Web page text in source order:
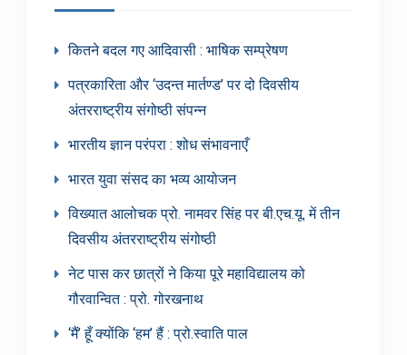
कितने बदल गए आदिवासी : भाषिक सम्प्रेषण
पत्रकारिता और ‘उदन्त मार्तण्ड’ पर दो दिवसीय
अंतरराष्ट्रीय संगोष्ठी संपन्न
भारतीय ज्ञान परंपरा : शोध संभावनाएँ
भारत युवा संसद का भव्य आयोजन
विख्यात आलोचक प्रो. नामवर सिंह पर बी.एच.यू. में तीन
दिवसीय अंतरराष्ट्रीय संगोष्ठी
नेट पास कर छात्रों ने किया पूरे महाविद्यालय को
गौरवान्वित : प्रो. गोरखनाथ
‘मैं’ हूँ क्योंकि ‘हम’ हैं : प्रो.स्वाति पाल